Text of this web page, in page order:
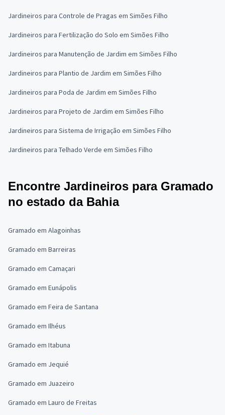
Jardineiros para Controle de Pragas em Simões Filho
Jardineiros para Fertilização do Solo em Simões Filho
Jardineiros para Manutenção de Jardim em Simões Filho
Jardineiros para Plantio de Jardim em Simões Filho
Jardineiros para Poda de Jardim em Simões Filho
Jardineiros para Projeto de Jardim em Simões Filho
Jardineiros para Sistema de Irrigação em Simões Filho
Jardineiros para Telhado Verde em Simões Filho
Encontre Jardineiros para Gramado
no estado da Bahia
Gramado em Alagoinhas
Gramado em Barreiras
Gramado em Camaçari
Gramado em Eunápolis
Gramado em Feira de Santana
Gramado em Ilhéus
Gramado em Itabuna
Gramado em Jequié
Gramado em Juazeiro
Gramado em Lauro de Freitas